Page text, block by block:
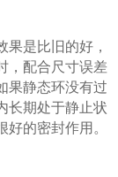
是比旧的好，
，配合尺寸误差
果静态环没有过
长期处于静止状
的密封作用。